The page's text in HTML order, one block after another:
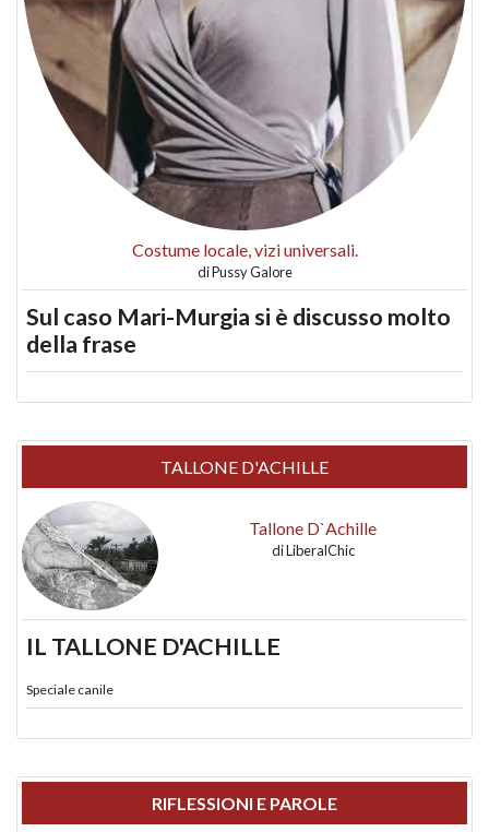
Costume locale, vizi universali.
diPussy Galore
Sul caso Mari-Murgia si è discusso molto
della frase
TALLONE D'ACHILLE
Tallone D`Achille
diLiberalChic
IL TALLONE D'ACHILLE
Speciale canile
RIFLESSIONI E PAROLE